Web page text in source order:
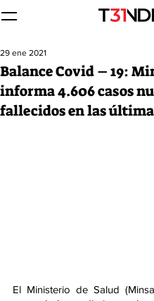
Balance Covid – 19:
informa 4.606 casos
fallecidos en las
29 ene 2021
El Ministerio de Salud